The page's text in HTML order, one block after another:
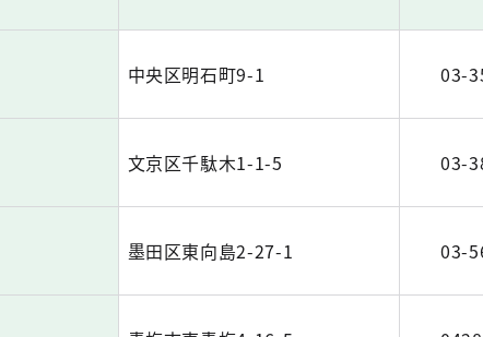
中央区明石町9-1 03-
文京区千駄木1-1-5 03-
墨田区東向島2-27-1 03-